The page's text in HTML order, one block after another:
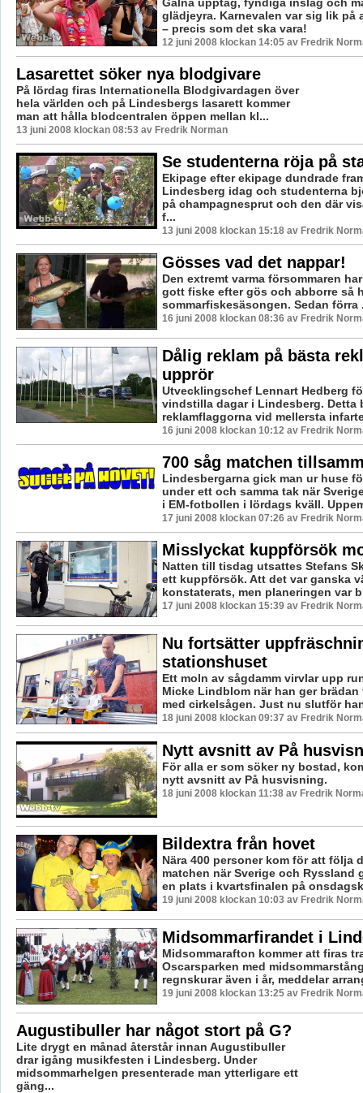
Galna upptåg, fyndiga inslag och
glädjeyra. Karnevalen var sig lik på
– precis som det ska vara!
12 juni 2008 klockan 14:05 av Fredrik
Lasarettet söker nya blodgivare
På lördag firas Internationella Blodgivardagen över
hela världen och på Lindesbergs lasarett kommer
man att hålla blodcentralen öppen mellan kl...
13 juni 2008 klockan 08:53 av Fredrik Norman
Se studenterna röja på
Ekipage efter ekipage dundrade
Lindesberg idag och studenterna
på champagnesprut och den där
f...
13 juni 2008 klockan 15:18 av Fredrik
Gösses vad det nappar!
Den extremt varma försommaren
gott fiske efter gös och abborre så
sommarfiskesäsongen. Sedan förra
16 juni 2008 klockan 08:36 av Fredrik
Dålig reklam på bästa
upprör
Utvecklingschef Lennart Hedberg
vindstilla dagar i Lindesberg. Detta
reklamflaggorna vid mellersta
16 juni 2008 klockan 10:12 av Fredrik
700 såg matchen
Lindesbergarna gick man ur huse
under ett och samma tak när
i EM-fotbollen i lördags kväll.
17 juni 2008 klockan 07:26 av Fredrik
Misslyckat kuppförsök
Natten till tisdag utsattes Stefans
ett kuppförsök. Att det var ganska
konstaterats, men planeringen var
17 juni 2008 klockan 15:39 av Fredrik
Nu fortsätter
stationshuset
Ett moln av sågdamm virvlar upp
Micke Lindblom när han ger brädan
med cirkelsågen. Just nu slutför
18 juni 2008 klockan 09:37 av Fredrik
Nytt avsnitt av På
För alla er som söker ny bostad,
nytt avsnitt av På husvisning.
18 juni 2008 klockan 11:38 av Fredrik
Bildextra från hovet
Nära 400 personer kom för att följa
matchen när Sverige och Ryssland
en plats i kvartsfinalen på
19 juni 2008 klockan 10:03 av Fredrik
Midsommarfirandet i
Midsommarafton kommer att firas
Oscarsparken med
regnskurar även i år, meddelar
19 juni 2008 klockan 13:25 av Fredrik
Augustibuller har något stort på G?
Lite drygt en månad återstår innan Augustibuller
drar igång musikfesten i Lindesberg. Under
midsommarhelgen presenterade man ytterligare ett
gäng...